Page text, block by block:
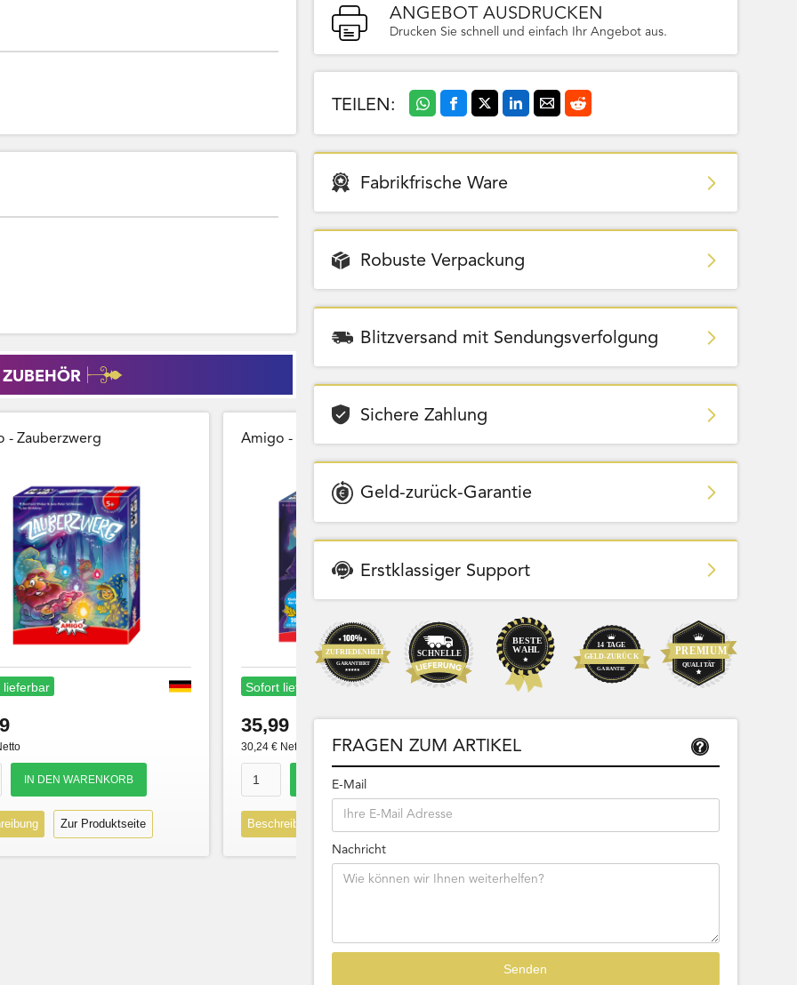
ANGEBOT AUSDRUCKEN
Drucken Sie schnell und einfach Ihr Angebot aus.
TEILEN:
- Zauberzwerg
lieferbar
Zur Produktseite
Amigo - Zauberberg
Sofort lieferbar
35,99
30,24 € Netto
Beschreibung
Sofort lieferbar
20,99
17,63 € Netto
Fabrikfrische Ware
Robuste Verpackung
Blitzversand mit Sendungsverfolgung
Sichere Zahlung
Geld-zurück-Garantie
Erstklassiger Support
FRAGEN ZUM ARTIKEL
E-Mail
Nachricht